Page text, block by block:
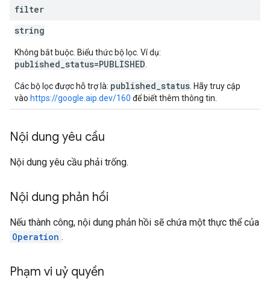
filter
string
Không bắt buộc. Biểu thức bộ lọc. Ví dụ:
published_status=PUBLISHED
Các bộ lọc được hỗ trợ là: published_status . Hãy truy cập
vào https://google.aip.dev/160 để biết thêm thông tin.
Nội dung yêu cầu
Nội dung yêu cầu phải trống.
Nội dung phản hồi
Nếu thành công, nội dung phản hồi sẽ chứa một thực thể của
Operation .
Phạm vi uỷ quyền